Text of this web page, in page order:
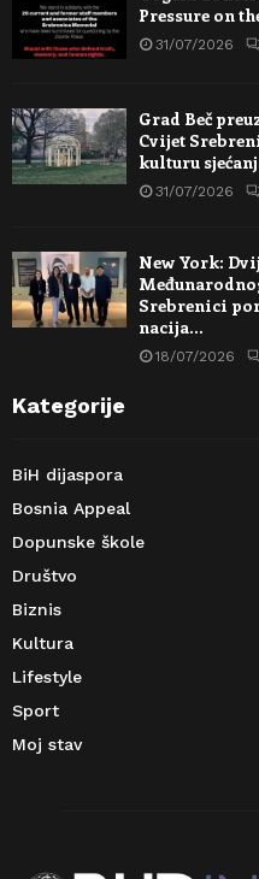
Pressure on
31/07/2026
Grad Beč
Cvijet
kulturu
31/07/2026
New York:
Srebrenici
nacija…
18/07/2026
Kategorije
BiH dijaspora
Bosnia Appeal
Dopunske škole
Društvo
Biznis
Kultura
Lifestyle
Sport
Moj stav